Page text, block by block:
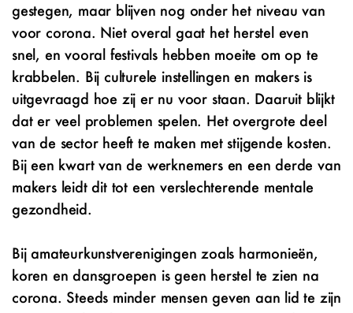
gestegen, maar blijven nog onder het niveau van
voor corona. Niet overal gaat het herstel even
snel, en vooral festivals hebben moeite om op te
krabbelen. Bij culturele instellingen en makers is
uitgevraagd hoe zij er nu voor staan. Daaruit blijkt
dat er veel problemen spelen. Het overgrote deel
van de sector heeft te maken met stijgende kosten.
Bij een kwart van de werknemers en een derde van
makers leidt dit tot een verslechterende mentale
gezondheid.
Bij amateurkunstverenigingen zoals harmonieën,
koren en dansgroepen is geen herstel te zien na
corona. Steeds minder mensen geven aan lid te zijn